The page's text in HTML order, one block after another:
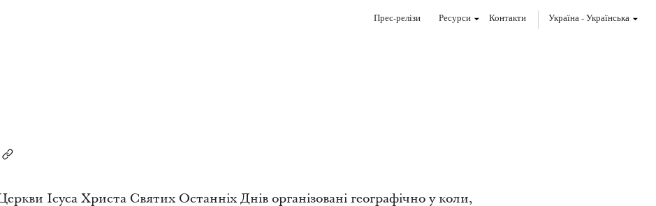
Прес-релізи Ресурси Контакти Україна-Українська
Ісуса Христа Святих Останніх Днів організовані географічно у коли,